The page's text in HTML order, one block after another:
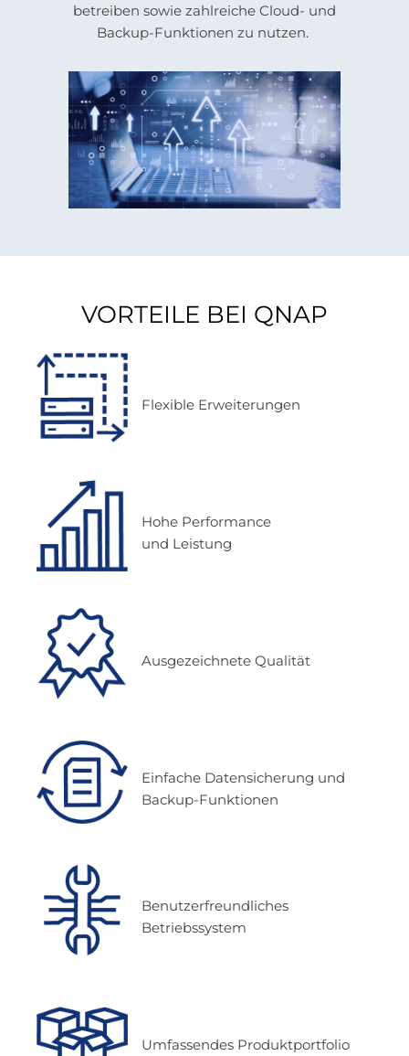
betreiben sowie zahlreiche Cloud- und
Backup-Funktionen zu nutzen.
VORTEILE BEI QNAP
Flexible Erweiterungen
Hohe Performance
und Leistung
Ausgezeichnete Qualität
Einfache Datensicherung und
Backup-Funktionen
Benutzerfreundliches
Betriebssystem
Umfassendes Produktportfolio